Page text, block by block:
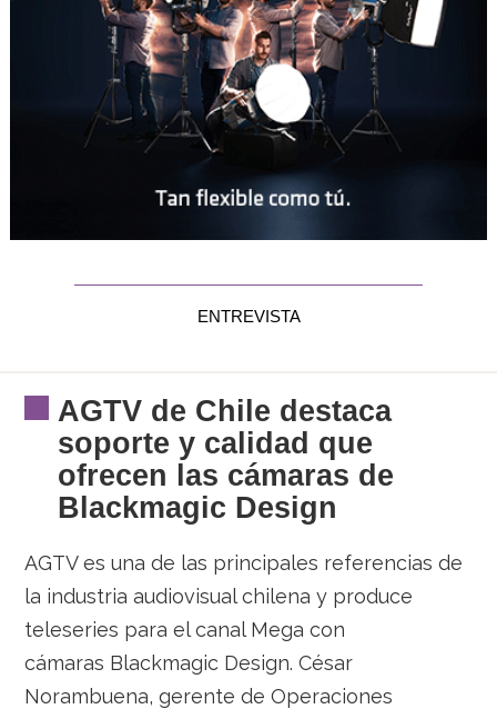
ENTREVISTA
AGTV de Chile destaca
soporte y calidad que
ofrecen las cámaras de
Blackmagic Design
AGTV es una de las principales referencias de
la industria audiovisual chilena y produce
teleseries para el canal Mega con
cámaras Blackmagic Design. César
Norambuena, gerente de Operaciones